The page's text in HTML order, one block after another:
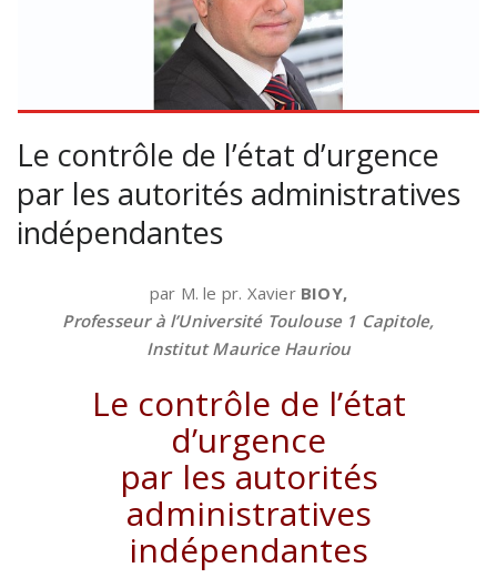
Le contrôle de l’état d’urgence
par les autorités administratives
indépendantes
par M. le pr. Xavier BIOY,
Professeur à l’Université Toulouse 1 Capitole,
Institut Maurice Hauriou
Le contrôle de l’état
d’urgence
par les autorités
administratives
indépendantes